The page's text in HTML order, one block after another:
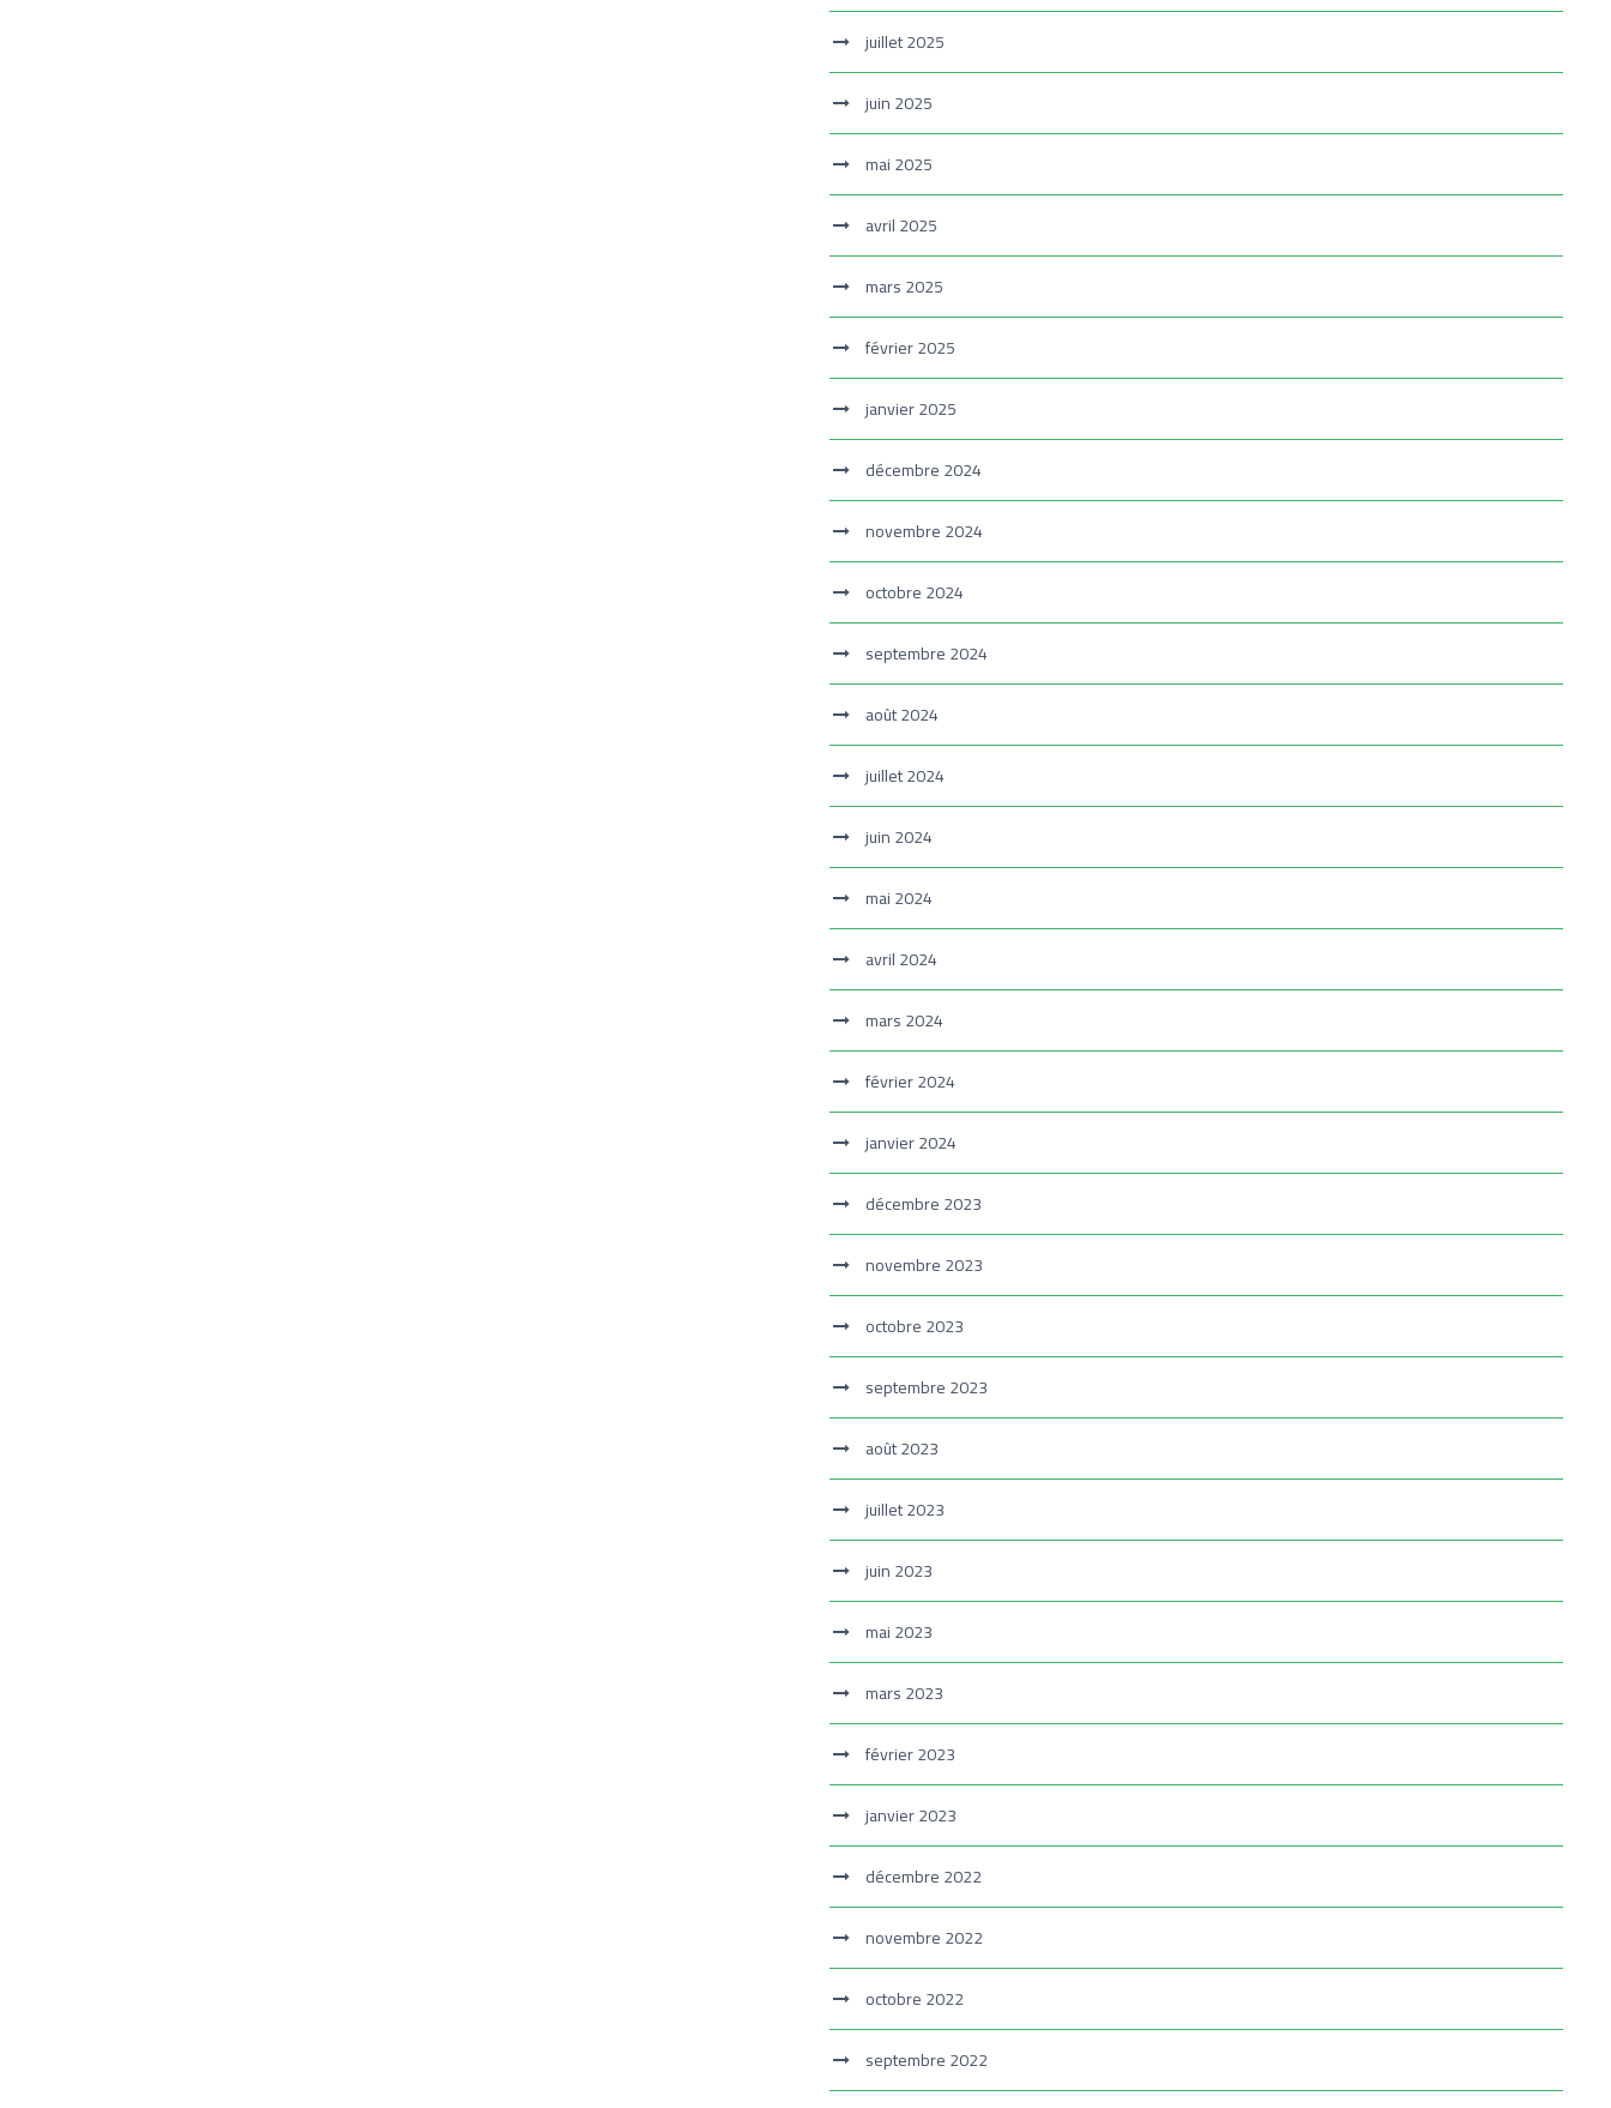
juillet 2025
juin 2025
mai 2025
avril 2025
mars 2025
février 2025
janvier 2025
décembre 2024
novembre 2024
octobre 2024
septembre 2024
août 2024
juillet 2024
juin 2024
mai 2024
avril 2024
mars 2024
février 2024
janvier 2024
décembre 2023
novembre 2023
octobre 2023
septembre 2023
août 2023
juillet 2023
juin 2023
mai 2023
mars 2023
février 2023
janvier 2023
décembre 2022
novembre 2022
octobre 2022
septembre 2022